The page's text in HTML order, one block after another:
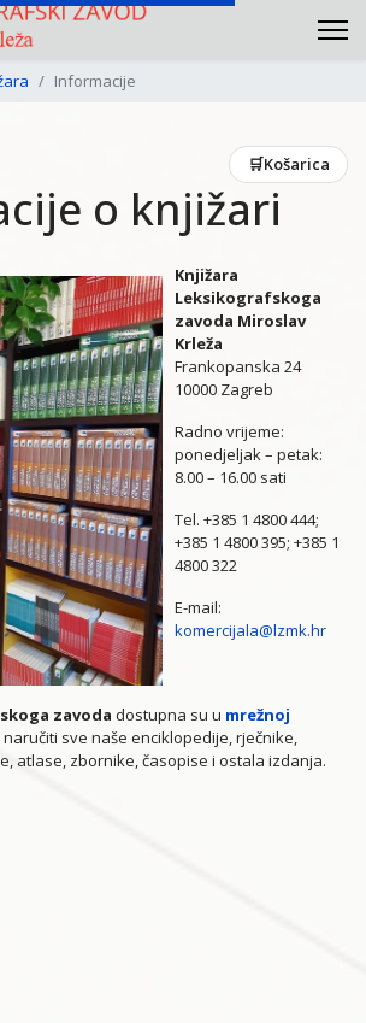
Informacije
🛒Košarica
o knjižari
Knjižara
Leksikografskoga
zavoda Miroslav
Krleža
Frankopanska 24
10000 Zagreb
Radno vrijeme:
ponedjeljak – petak:
8.00 – 16.00 sati
Tel. +385 1 4800 444;
+385 1 4800 395; +385 1
4800 322
E-mail:
komercijala@lzmk.hr
zavoda dostupna su u mrežnoj
naručiti sve naše enciklopedije, rječnike,
atlase, zbornike, časopise i ostala izdanja.